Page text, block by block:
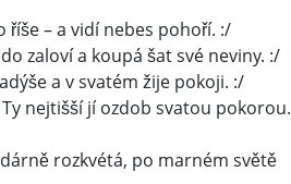
říše – a vidí nebes pohoří. :/
zaloví a koupá šat své neviny. :/
a v svatém žije pokoji. :/
nejtišší jí ozdob svatou pokorou.
rozkvétá, po marném světě